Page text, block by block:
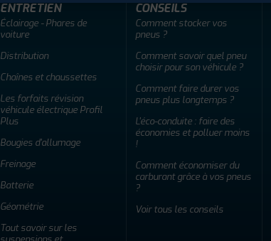
ENTRETIEN
Éclairage - Phares de
voiture
Distribution
Chaînes et chaussettes
Les forfaits révision
véhicule électrique Profil
Plus
Bougies d'allumage
Freinage
Batterie
Géométrie
Tout savoir sur les
CONSEILS
Comment stocker vos
pneus ?
Comment savoir quel pneu
choisir pour son véhicule ?
Comment faire durer vos
pneus plus longtemps ?
L'éco-conduite : faire des
économies et polluer moins
!
Comment économiser du
carburant grâce à vos pneus
?
Voir tous les conseils